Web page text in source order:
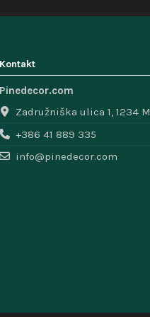
Kontakt
Pinedecor.com
Zadružniška ulica 1, 1234
+386 41 889 335
info@pinedecor.com